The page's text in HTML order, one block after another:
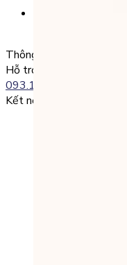
Thông tin liên lạc
Hỗ trợ kỹ thuật:
093.120.8686
Kết nối với chúng tôi